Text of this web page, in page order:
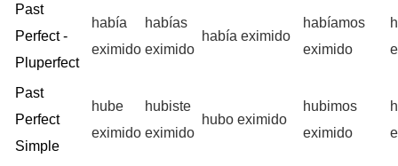
Past
Perfect -
Pluperfect
había
eximido
habías
eximido
había eximido
habíamos
eximido
Past
Perfect
Simple
hube
eximido
hubiste
eximido
hubo eximido
hubimos
eximido